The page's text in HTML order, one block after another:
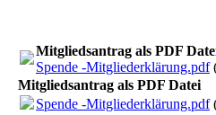
Mitgliedsantrag als PDF
Spende -Mitgliederklärung.pdf
Mitgliedsantrag als PDF Datei
Spende -Mitgliederklärung.pdf